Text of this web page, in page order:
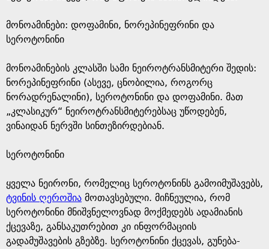
მონოამინები: დოფამინი, ნორეპინეფრინი და
სეროტონინი
მონოამინების კლასში სამი ნეიროტრანსმიტერი შედის:
ნორეპინეფრინი (ასევე, ცნობილია, როგორც
ნორადრენალინი), სეროტონინი და დოფამინი. მათ
„კლასიკურ“ ნეიროტრანსმიტერებსაც უწოდებენ,
ვინაიდან ნერვში სინთეზირდებიან.
სეროტონინი
ყველა ნეირონი, რომელიც სეროტონინს გამოიმუშავებს,
ტვინის ღეროშია მოთავსებული. მიჩნეულია, რომ
სეროტონინი მნიშვნელოვნად მოქმედებს ადამიანის
ქცევაზე, განსაკუთრებით კი ინფორმაციის
გადამუშავების გზებზე. სეროტონინი ქცევას, გუნება-